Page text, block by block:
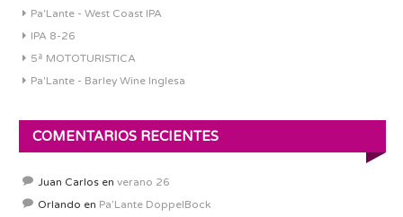
Pa'Lante - West Coast IPA
IPA 8-26
5ª MOTOTURISTICA
Pa'Lante - Barley Wine Inglesa
COMENTARIOS RECIENTES
Juan Carlos en verano 26
Orlando en Pa’Lante DoppelBock